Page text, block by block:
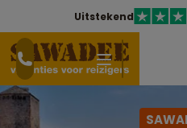
Uitstekend